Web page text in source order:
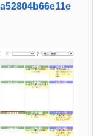
学生に『日本も核武
参加者格下げ 席が
に追従し、日本に
本と台湾にミサイ
活」斡旋し売春させ